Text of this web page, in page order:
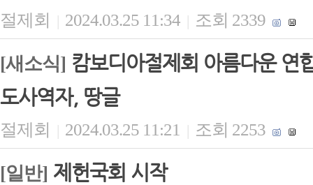
절제회 | 2024.03.25 11:34 | 조회 2339
[새소식] 캄보디아절제회 아름다운 연
도사역자, 땅글
절제회 | 2024.03.25 11:21 | 조회 2253
[일반] 제헌국회 시작